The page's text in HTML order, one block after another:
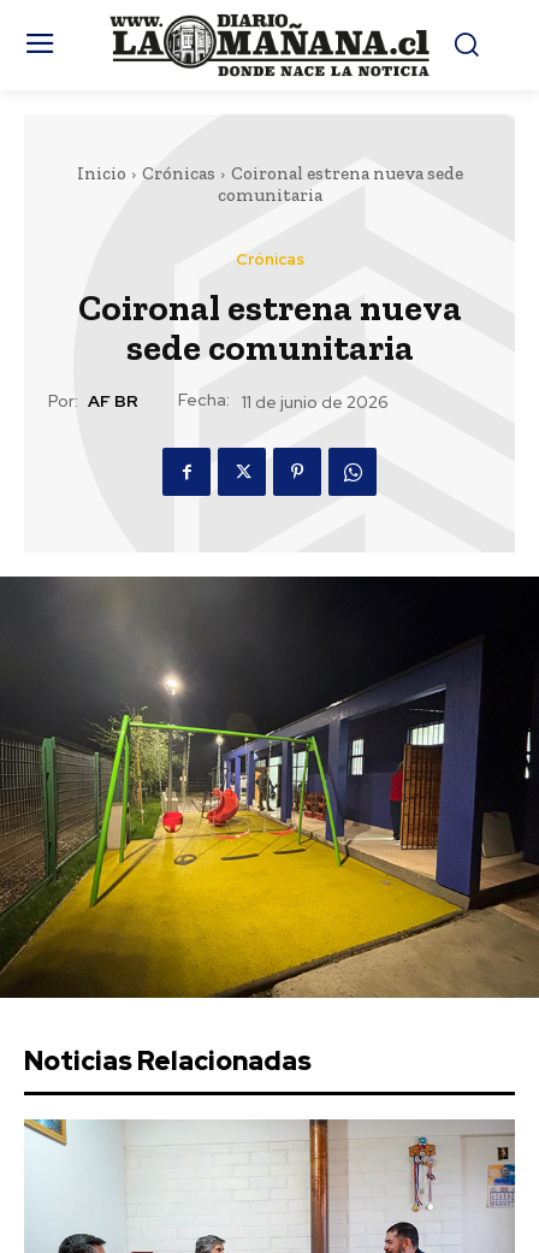
Inicio Crónicas
Coironal estrena nueva sede
comunitaria
Crónicas
Coironal estrena nueva
sede comunitaria
Por: AF BR Fecha: 11 de junio de 2026
Noticias Relacionadas